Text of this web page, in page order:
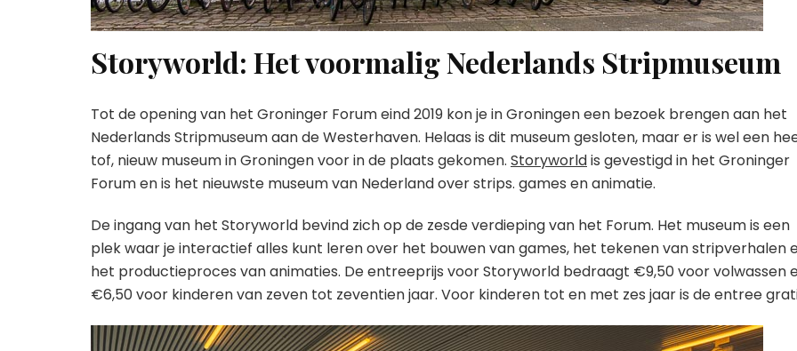
Storyworld: Het voormalig Nederlands Stripmuseum
Tot de opening van het Groninger Forum eind 2019 kon je in Groningen een bezoek brengen aan het
Nederlands Stripmuseum aan de Westerhaven. Helaas is dit museum gesloten, maar er is wel een
tof, nieuw museum in Groningen voor in de plaats gekomen. Storyworldis gevestigd in het Groninger
Forum en is het nieuwste museum van Nederland over strips. games en animatie.
De ingang van het Storyworld bevind zich op de zesde verdieping van het Forum. Het museum is een
plek waar je interactief alles kunt leren over het bouwen van games, het tekenen van stripverhalen
het productieproces van animaties. De entreeprijs voor Storyworld bedraagt €9,50 voor volwassen
€6,50 voor kinderen van zeven tot zeventien jaar. Voor kinderen tot en met zes jaar is de entree